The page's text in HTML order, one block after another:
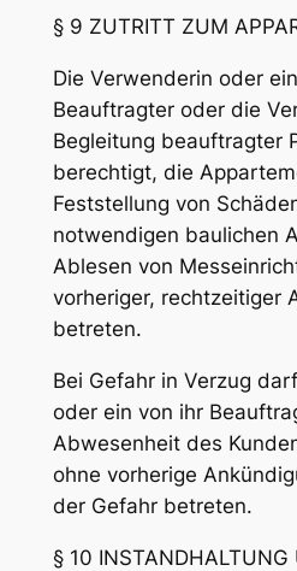
§ 9 ZUTRITT ZUM
Die Verwenderin oder
Beauftragter oder die
Begleitung beauftragter
berechtigt, die
Feststellung von
notwendigen baulichen
Ablesen von
vorheriger, rechtzeitiger
betreten.
Bei Gefahr in Verzug
oder ein von ihr
Abwesenheit des
ohne vorherige
der Gefahr betreten.
§ 10 INSTANDHALTUNG